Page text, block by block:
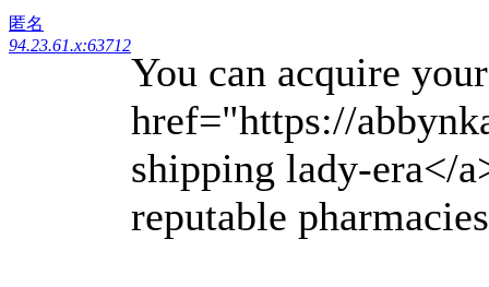
匿名
94.23.61.x:63712
You can acquire
href="https://
shipping lady-era</
reputable